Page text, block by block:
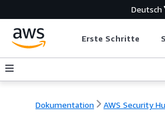
Deutsch
Erste Schritte
Dokumentation AWS Security